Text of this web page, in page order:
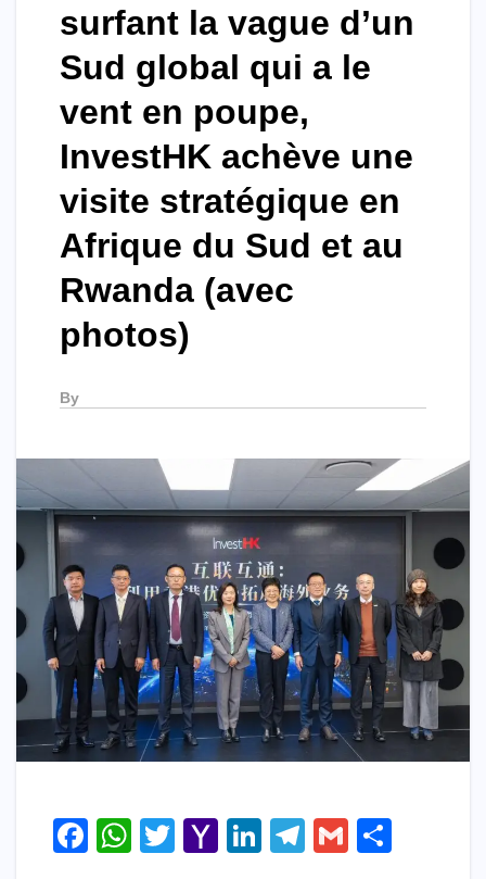
surfant la vague d’un
Sud global qui a le
vent en poupe,
InvestHK achève une
visite stratégique en
Afrique du Sud et au
Rwanda (avec
photos)
By
F
W
T
Y
Li
T
G